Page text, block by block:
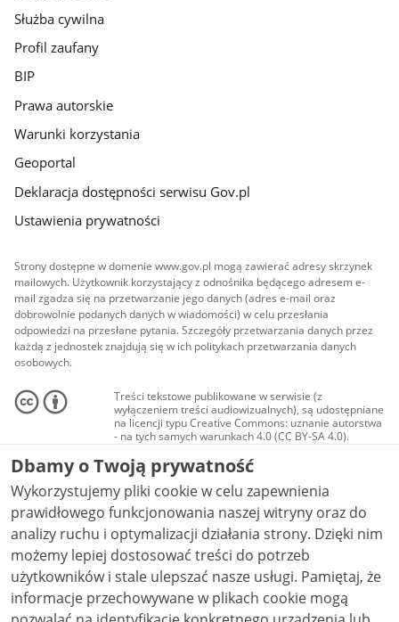
Służba cywilna
Profil zaufany
BIP
Prawa autorskie
Warunki korzystania
Geoportal
Deklaracja dostępności serwisu Gov.pl
Ustawienia prywatności
Strony dostępne w domenie www.gov.pl mogą zawierać adresy skrzynek
mailowych. Użytkownik korzystający z odnośnika będącego adresem e-
mail zgadza się na przetwarzanie jego danych (adres e-mail oraz
dobrowolnie podanych danych w wiadomości) w celu przesłania
odpowiedzi na przesłane pytania. Szczegóły przetwarzania danych przez
każdą z jednostek znajdują się w ich politykach przetwarzania danych
osobowych.
Treści tekstowe publikowane w serwisie (z
wyłączeniem treści audiowizualnych), są udostępniane
na licencji typu Creative Commons: uznanie autorstwa
- na tych samych warunkach 4.0 (CC BY-SA 4.0).
Materiały audiowizualne, w tym zdjęcia, materiały
audio i wideo, są udostępniane na licencji typu
Creative Commons: uznanie autorstwa użycie
niekomercyjne - bez utworów zależnych 4.0 (CC BY-
NC-ND 4.0), o ile nie jest to stwierdzone inaczej.
Dbamy o Twoją prywatność
Wykorzystujemy pliki cookie w celu zapewnienia
prawidłowego funkcjonowania naszej witryny oraz do
analizy ruchu i optymalizacji działania strony. Dzięki nim
możemy lepiej dostosować treści do potrzeb
użytkowników i stale ulepszać nasze usługi. Pamiętaj, że
informacje przechowywane w plikach cookie mogą